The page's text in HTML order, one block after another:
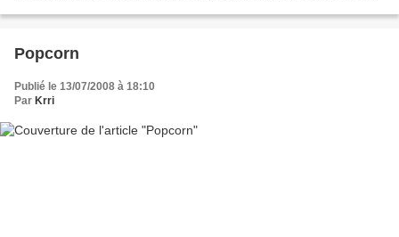
Popcorn
Publié le 13/07/2008 à 18:10
Par Krri